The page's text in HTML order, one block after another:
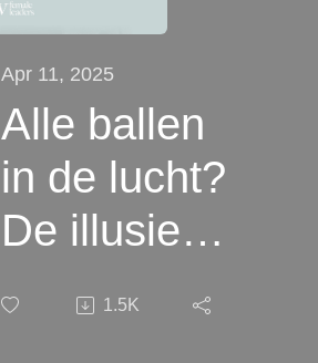
Apr 11, 2025
Alle ballen
in de lucht?
De illusie
1.5K